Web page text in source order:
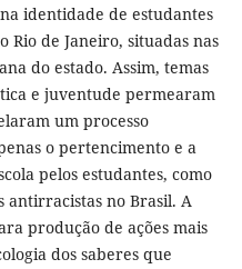
identidade de estudantes
Rio de Janeiro, situadas nas
do estado. Assim, temas
e juventude permearam
um processo
o pertencimento e a
pelos estudantes, como
antirracistas no Brasil. A
produção de ações mais
dos saberes que